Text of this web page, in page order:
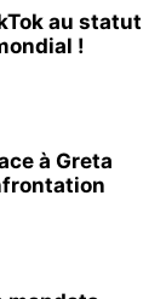
au statut
!
à Greta